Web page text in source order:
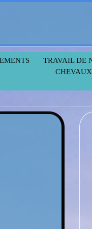
TRAVAIL DE
CHEVAUX
TRAVAIL DE
CHEVAUX